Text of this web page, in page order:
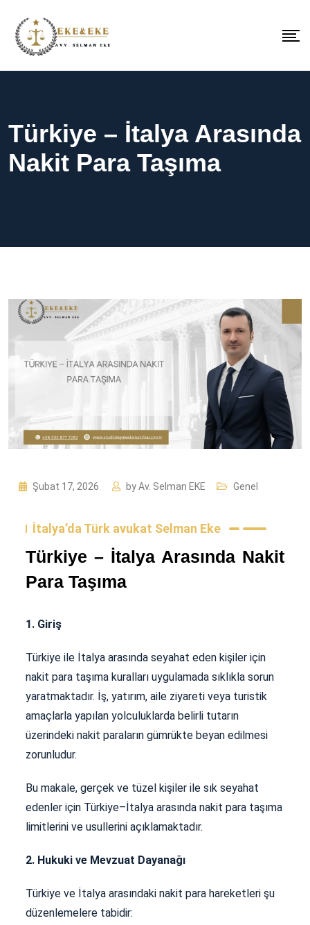
Türkiye – İtalya Arasında
Nakit Para Taşıma
Şubat 17, 2026 byAv. Selman EKE Genel
İtalya’da Türk avukat Selman Eke
Türkiye – İtalya Arasında Nakit
Para Taşıma
1. Giriş
Türkiye ile İtalya arasında seyahat eden kişiler için
nakit para taşıma kuralları uygulamada sıklıkla sorun
yaratmaktadır. İş, yatırım, aile ziyareti veya turistik
amaçlarla yapılan yolculuklarda belirli tutarın
üzerindeki nakit paraların gümrükte beyan edilmesi
zorunludur.
Bu makale, gerçek ve tüzel kişiler ile sık seyahat
edenler için Türkiye–İtalya arasında nakit para taşıma
limitlerini ve usullerini açıklamaktadır.
2. Hukuki ve Mevzuat Dayanağı
Türkiye ve İtalya arasındaki nakit para hareketleri şu
düzenlemelere tabidir: